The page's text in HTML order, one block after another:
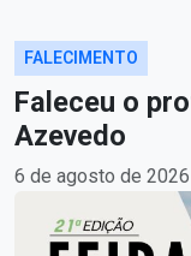
FALECIMENTO
Faleceu o
Azevedo
6 de agosto de 2026